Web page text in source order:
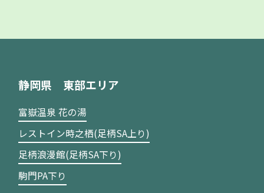
静岡県 東部エリア
富嶽温泉 花の湯
レストイン時之栖(足柄SA上り)
足柄浪漫館(足柄SA下り)
駒門PA下り